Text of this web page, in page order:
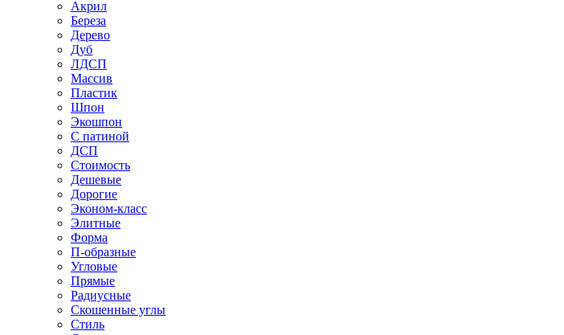
Акрил
Береза
Дерево
Дуб
ЛДСП
Массив
Пластик
Шпон
Экошпон
С патиной
ДСП
Стоимость
Дешевые
Дорогие
Эконом-класс
Элитные
Форма
П-образные
Угловые
Прямые
Радиусные
Скошенные углы
Стиль